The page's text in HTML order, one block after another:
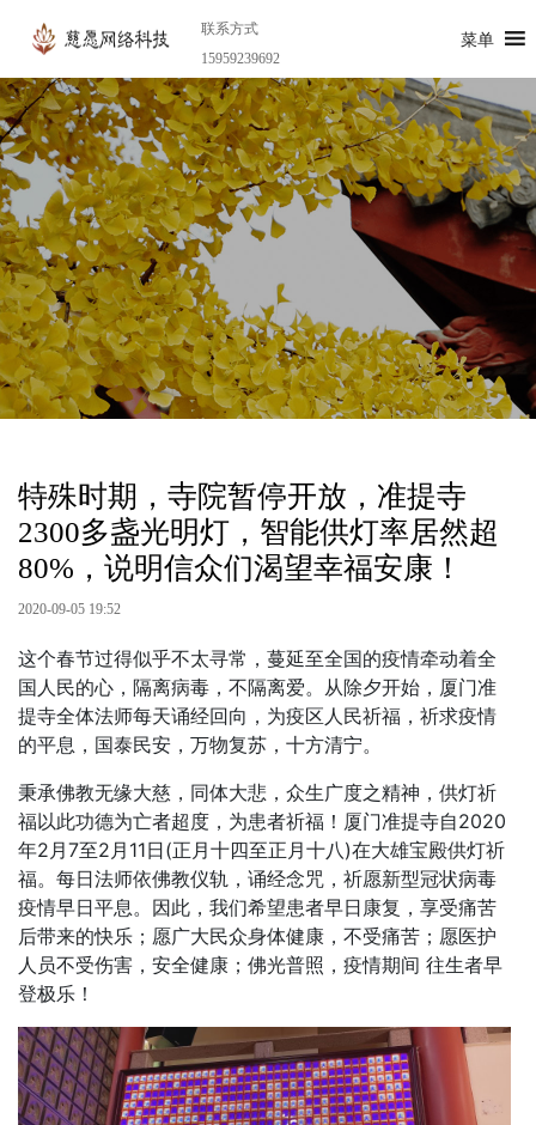
联系方式
15959239692
菜单
特殊时期，寺院暂停开放，准提寺
2300多盏光明灯，智能供灯率居然超
80%，说明信众们渴望幸福安康！
2020-09-05 19:52
这个春节过得似乎不太寻常，蔓延至全国的疫情牵动着全
国人民的心，隔离病毒，不隔离爱。从除夕开始，厦门准
提寺全体法师每天诵经回向，为疫区人民祈福，祈求疫情
的平息，国泰民安，万物复苏，十方清宁。
秉承佛教无缘大慈，同体大悲，众生广度之精神，供灯祈
福以此功德为亡者超度，为患者祈福！厦门准提寺自2020
年2月7至2月11日(正月十四至正月十八)在大雄宝殿供灯祈
福。每日法师依佛教仪轨，诵经念咒，祈愿新型冠状病毒
疫情早日平息。因此，我们希望患者早日康复，享受痛苦
后带来的快乐；愿广大民众身体健康，不受痛苦；愿医护
人员不受伤害，安全健康；佛光普照，疫情期间 往生者早
登极乐！